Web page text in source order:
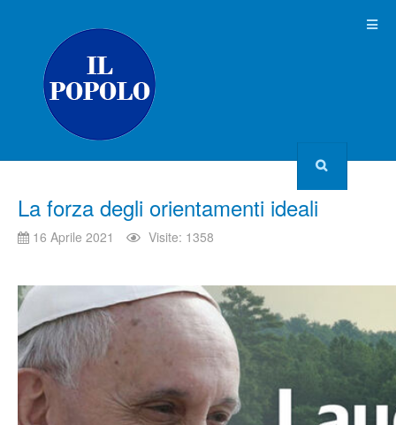
La forza degli orientamenti ideali
16 Aprile 2021 Visite: 1358